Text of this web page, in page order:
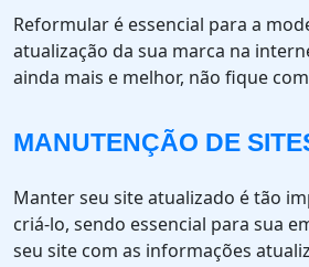
Reformular é essencial para a
atualização da sua marca na
ainda mais e melhor, não fique
MANUTENÇÃO DE
Manter seu site atualizado é tão
criá-lo, sendo essencial para sua
seu site com as informações